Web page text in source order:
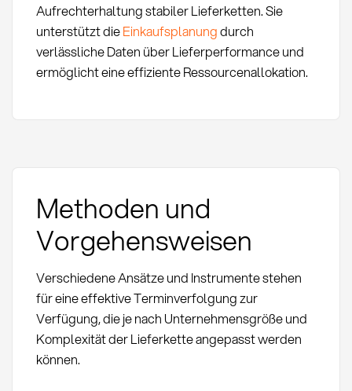
Aufrechterhaltung stabiler Lieferketten. Sie
unterstützt dieEinkaufsplanungdurch
verlässliche Daten über Lieferperformance und
ermöglicht eine effiziente Ressourcenallokation.
Methoden und
Vorgehensweisen
Verschiedene Ansätze und Instrumente stehen
für eine effektive Terminverfolgung zur
Verfügung, die je nach Unternehmensgröße und
Komplexität der Lieferkette angepasst werden
können.